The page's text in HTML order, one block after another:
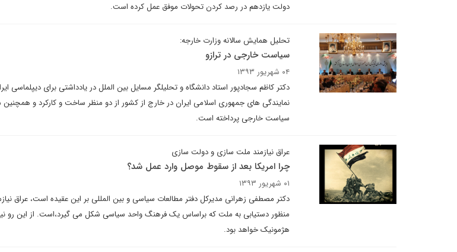
دولت یازدهم در رصد کردن تحولات موفق عمل کرده است.
تحلیل همایش سالانه وزارت خارجه:
سیاست خارجی در ترازو
۰۴ شهریور ۱۳۹۳
دکتر کاظم سجادپور استاد دانشگاه و تحلیلگر مسایل بین الملل در یادداشتی برای دیپلماسی
نمایندگی های جمهوری اسلامی ایران در خارج از کشور از دو منظر ساخت و کارکرد و همچنین
سیاست خارجی پرداخته است.
عراق نیازمند ملت سازی و دولت سازی
چرا امریکا بعد از سقوط موصل وارد عمل شد؟
۰۱ شهریور ۱۳۹۳
دکتر مصطفی زهرانی مدیرکل دفتر مطالعات سیاسی و بین المللی بر این عقیده است، عراق
منظور دستیابی به ملت که براساس یک فرهنگ واحد سیاسی شکل می گیرد،است. از این رو
هژمونیک خواهد بود.